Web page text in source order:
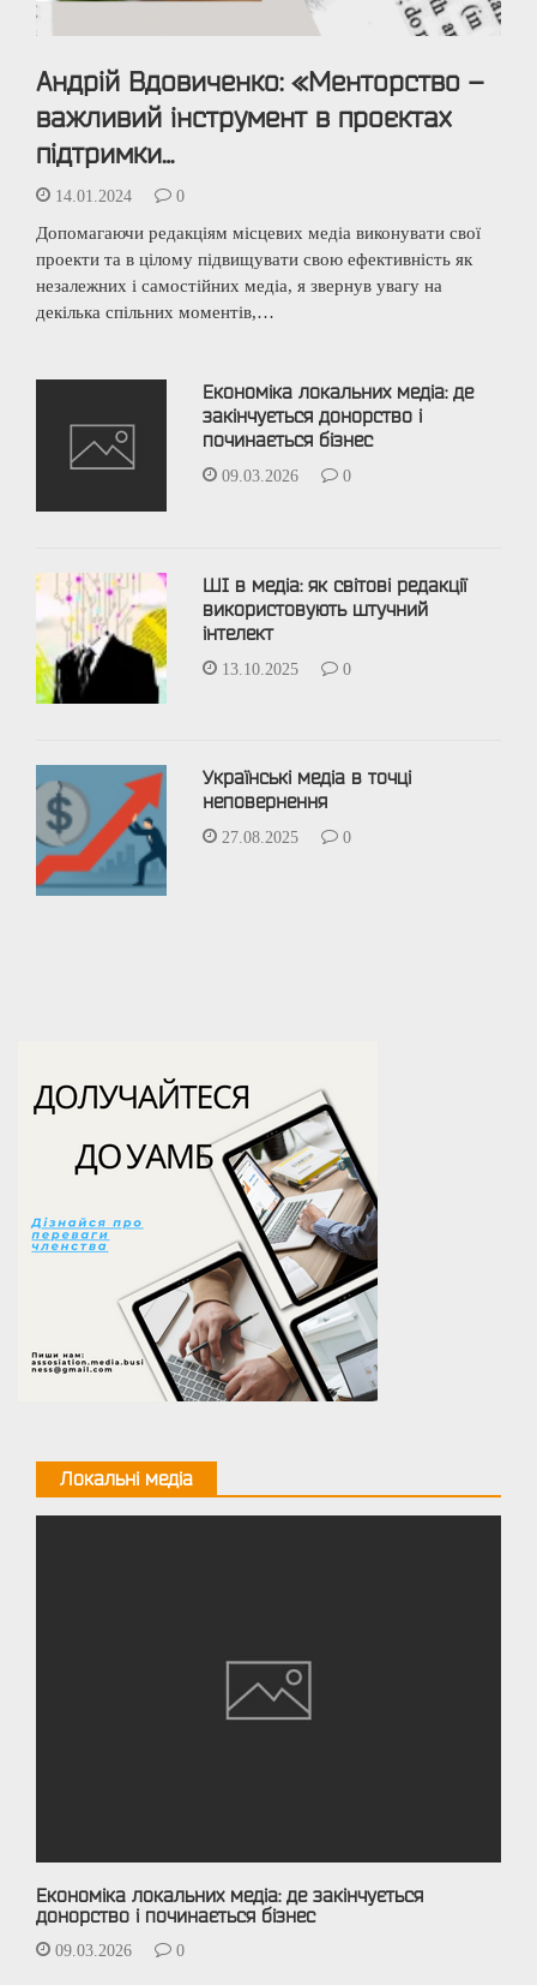
Андрій Вдовиченко: «Менторство –
важливий інструмент в проєктах
підтримки…
14.01.2024 0
Допомагаючи редакціям місцевих медіа виконувати свої
проекти та в цілому підвищувати свою ефективність як
незалежних і самостійних медіа, я звернув увагу на
декілька спільних моментів,…
Економіка локальних медіа: де
закінчується донорство і
починається бізнес
09.03.2026 0
ШІ в медіа: як світові редакції
використовують штучний
інтелект
13.10.2025 0
Українські медіа в точці
неповернення
27.08.2025 0
Локальні медіа
Економіка локальних медіа: де закінчується
донорство і починається бізнес
09.03.2026 0